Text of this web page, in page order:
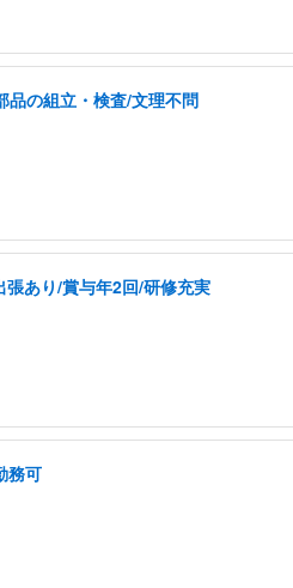
品の組立・検査/文理不問
張あり/賞与年2回/研修充実
務可